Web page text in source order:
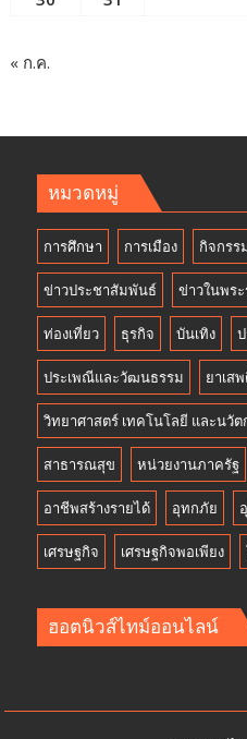
« ก.ค.
หมวดหมู่
การศึกษา การเมือง กิจกรร
ข่าวประชาสัมพันธ์ ข่าวในพร
ท่องเที่ยว ธุรกิจ บันเทิง
ประเพณีและวัฒนธรรม ยาเส
วิทยาศาสตร์ เทคโนโลยี และนวัต
สาธารณสุข หน่วยงานภาครัฐ
อาชีพสร้างรายได้ อุทกภัย
เศรษฐกิจ เศรษฐกิจพอเพียง
ฮอตนิวส์ไทม์ออนไลน์